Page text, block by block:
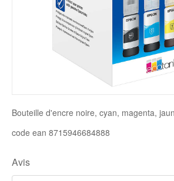
Disque SSD
Bouteille d'encre noire, cyan, magenta,
code ean 8715946684888
Avis